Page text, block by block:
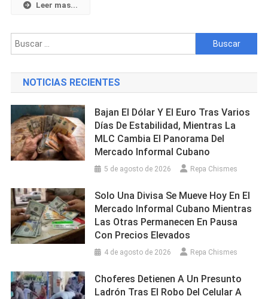
Su
Su
Cumpleaños
Amaré
Eternamente
Papá
Ojalá
Besos
Lleguen
Hasta
El
Cielo
Ti”
Leer mas...
Buscar:
NOTICIAS RECIENTES
Bajan El Dólar Y El Euro Tras Varios
Días De Estabilidad, Mientras La
MLC Cambia El Panorama Del
Mercado Informal Cubano
5 de agosto de 2026 Repa Chismes
Solo Una Divisa Se Mueve Hoy En El
Mercado Informal Cubano Mientras
Las Otras Permanecen En Pausa
Con Precios Elevados
4 de agosto de 2026 Repa Chismes
Choferes Detienen A Un Presunto
Ladrón Tras El Robo Del Celular A